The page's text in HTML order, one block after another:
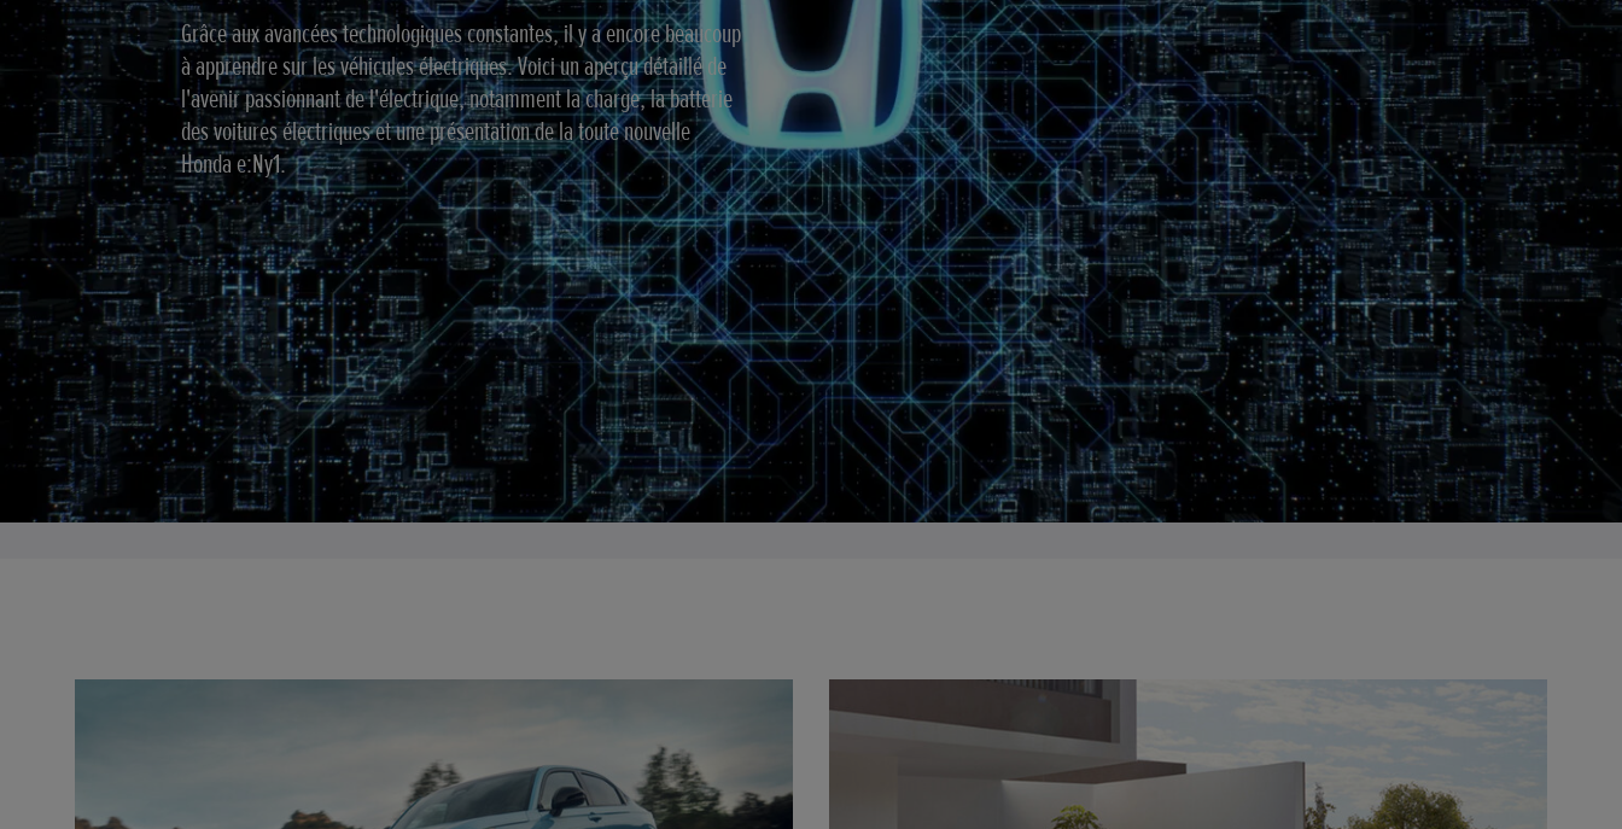
Grâce aux avancées technologiques constantes, il y a encore beaucoup
à apprendre sur les véhicules électriques. Voici un aperçu détaillé de
l'avenir passionnant de l'électrique, notamment la charge, la batterie
des voitures électriques et une présentation de la toute nouvelle
Honda e:Ny1.